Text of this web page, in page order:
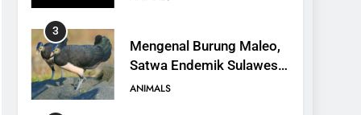
3
Mengenal Burung Maleo,
Satwa Endemik Sulawesi
yang Terancam Punah
ANIMALS